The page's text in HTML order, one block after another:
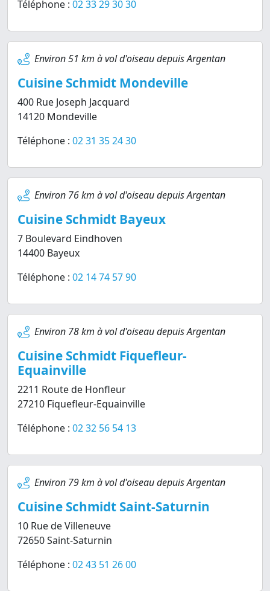
Téléphone : 02 33 29 30 30
Environ 51 km à vol d'oiseau depuis Argentan
Cuisine Schmidt Mondeville
400 Rue Joseph Jacquard
14120 Mondeville
Téléphone : 02 31 35 24 30
Environ 76 km à vol d'oiseau depuis Argentan
Cuisine Schmidt Bayeux
7 Boulevard Eindhoven
14400 Bayeux
Téléphone : 02 14 74 57 90
Environ 78 km à vol d'oiseau depuis Argentan
Cuisine Schmidt Fiquefleur-
Equainville
2211 Route de Honfleur
27210 Fiquefleur-Equainville
Téléphone : 02 32 56 54 13
Environ 79 km à vol d'oiseau depuis Argentan
Cuisine Schmidt Saint-Saturnin
10 Rue de Villeneuve
72650 Saint-Saturnin
Téléphone : 02 43 51 26 00